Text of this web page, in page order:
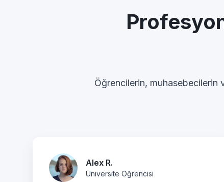
Öğrencilerin, muhasebecilerin
Alex R.
Üniversite Öğrencisi